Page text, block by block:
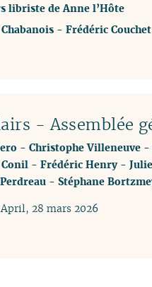
libriste de Anne l’Hôte
- Frédéric Couchet
- Assemblée
- Christophe Villeneuve-
- Frédéric Henry-
- Stéphane
28 mars 2026